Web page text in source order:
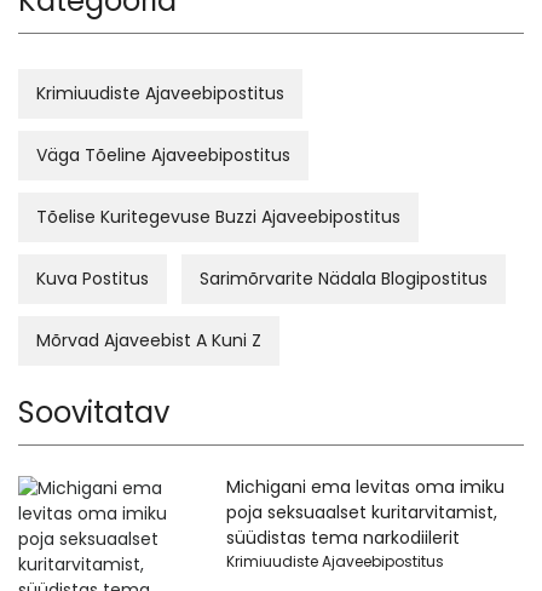
Krimiuudiste Ajaveebipostitus
Väga Tõeline Ajaveebipostitus
Tõelise Kuritegevuse Buzzi Ajaveebipostitus
Kuva Postitus Sarimõrvarite Nädala Blogipostitus
Mõrvad Ajaveebist A Kuni Z
Soovitatav
Michigani ema levitas oma imiku
poja seksuaalset kuritarvitamist,
süüdistas tema narkodiilerit
Krimiuudiste Ajaveebipostitus